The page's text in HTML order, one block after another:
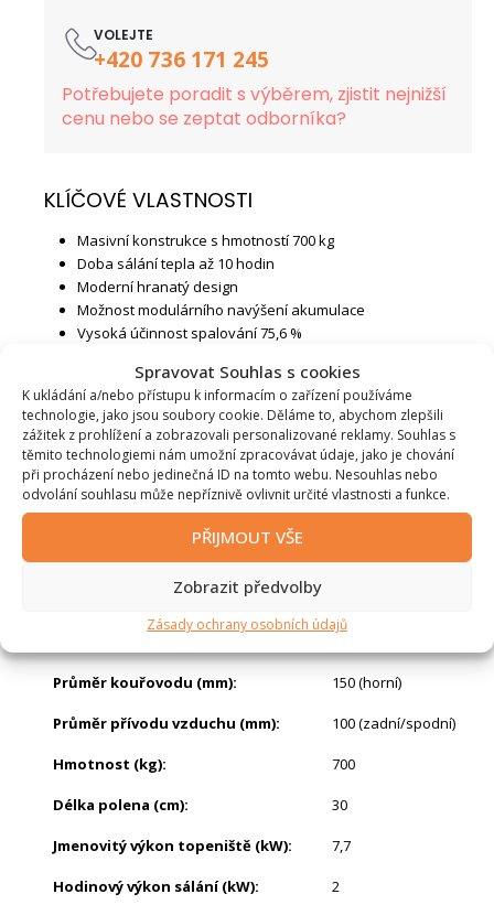
Spravovat Souhlas s cookies
K ukládání a/nebo přístupu k informacím o zařízení používáme
technologie, jako jsou soubory cookie. Děláme to, abychom zlepšili
zážitek z prohlížení a zobrazovali personalizované reklamy. Souhlas s
těmito technologiemi nám umožní zpracovávat údaje, jako je chování
při procházení nebo jedinečná ID na tomto webu. Nesouhlas nebo
odvolání souhlasu může nepříznivě ovlivnit určité vlastnosti a funkce.
PŘIJMOUT VŠE
Zobrazit předvolby
Zásady ochrany osobních údajů
VOLEJTE
+420 736 171 245
Potřebujete poradit s výběrem, zjistit nejnižší
cenu nebo se zeptat odborníka?
KLÍČOVÉ VLASTNOSTI
Masivní konstrukce s hmotností 700 kg
Doba sálání tepla až 10 hodin
Moderní hranatý design
Možnost modulárního navýšení akumulace
Vysoká účinnost spalování 75,6 %
Splňuje normu ECODESIGN
Doplňkové parametry
Značka: Altech
Model: Max Massiv B
Výška (cm): 135
Průměr kouřovodu (mm): 150 (horní)
Průměr přívodu vzduchu (mm): 100 (zadní/spodní)
Hmotnost (kg): 700
Délka polena (cm): 30
Jmenovitý výkon topeniště (kW): 7,7
Hodinový výkon sálání (kW): 2